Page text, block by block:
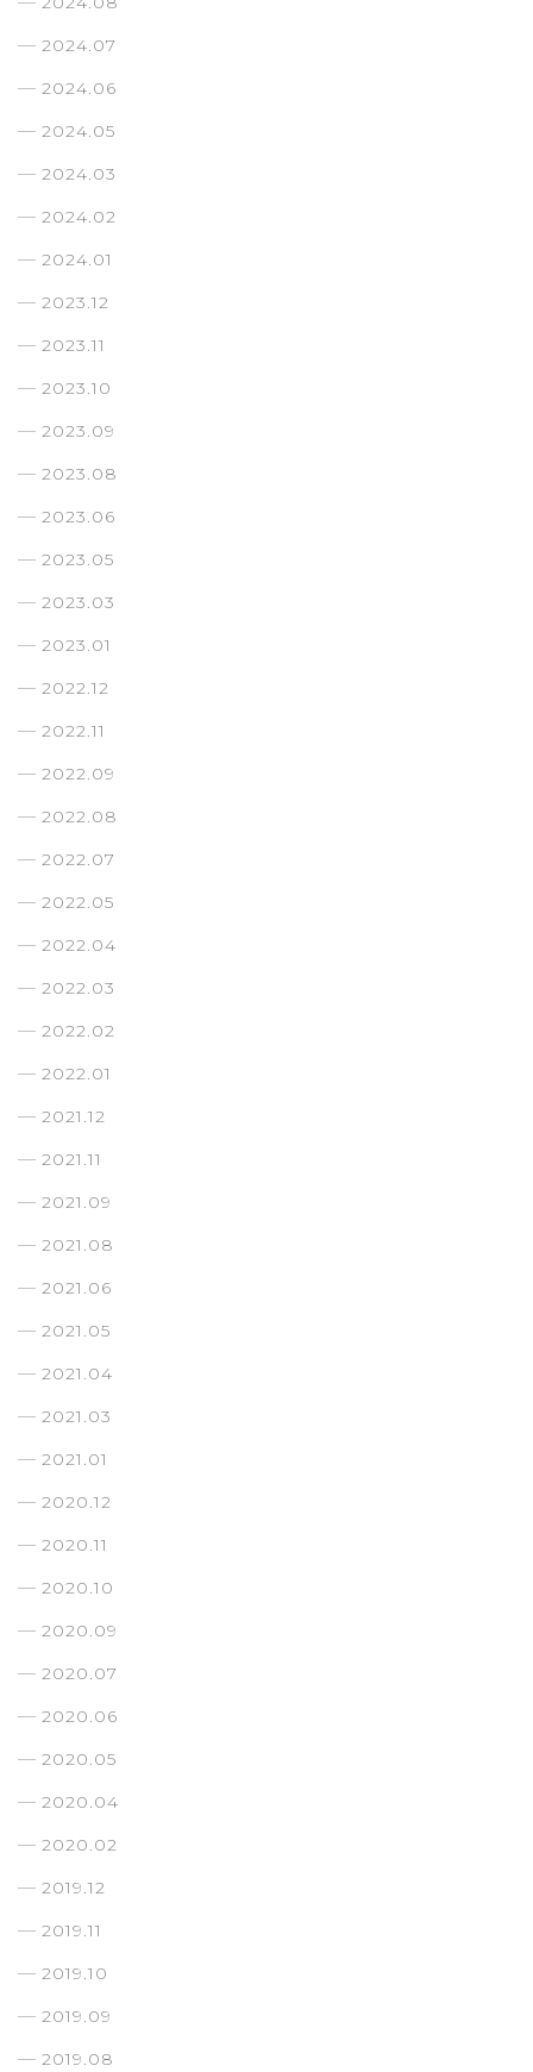
2024.07
2024.06
2024.05
2024.03
2024.02
2024.01
2023.12
2023.11
2023.10
2023.09
2023.08
2023.06
2023.05
2023.03
2023.01
2022.12
2022.11
2022.09
2022.08
2022.07
2022.05
2022.04
2022.03
2022.02
2022.01
2021.12
2021.11
2021.09
2021.08
2021.06
2021.05
2021.04
2021.03
2021.01
2020.12
2020.11
2020.10
2020.09
2020.07
2020.06
2020.05
2020.04
2020.02
2019.12
2019.11
2019.10
2019.09
2019.08